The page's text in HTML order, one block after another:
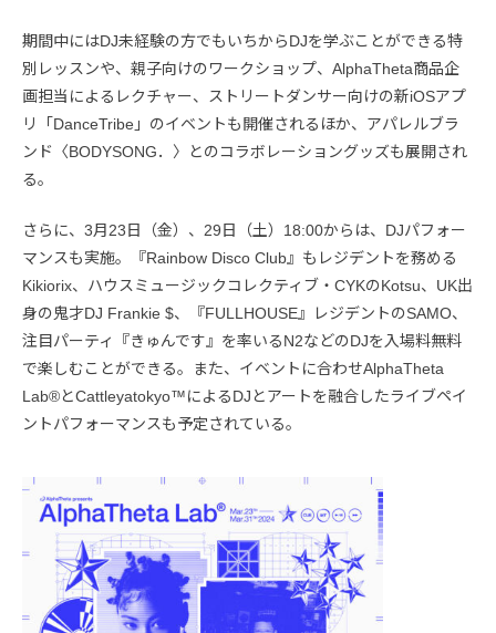
期間中にはDJ未経験の方でもいちからDJを学ぶことができる特
別レッスンや、親子向けのワークショップ、AlphaTheta商品企
画担当によるレクチャー、ストリートダンサー向けの新iOSアプ
リ「DanceTribe」のイベントも開催されるほか、アパレルブラ
ンド〈BODYSONG．〉とのコラボレーショングッズも展開され
る。
さらに、3月23日（金）、29日（土）18:00からは、DJパフォー
マンスも実施。『Rainbow Disco Club』もレジデントを務める
Kikiorix、ハウスミュージックコレクティブ・CYKのKotsu、UK出
身の鬼才DJ Frankie $、『FULLHOUSE』レジデントのSAMO、
注目パーティ『きゅんです』を率いるN2などのDJを入場料無料
で楽しむことができる。また、イベントに合わせAlphaTheta
Lab®とCattleyatokyo™によるDJとアートを融合したライブペイ
ントパフォーマンスも予定されている。